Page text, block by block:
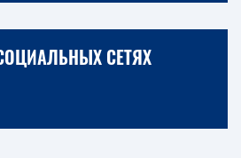
СОЦИАЛЬНЫХ СЕТЯХ